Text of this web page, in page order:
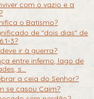
com o vazio e a
o Batismo?
de "dois dias" de
3?
ir à guerra?
entre inferno, lago de
s...
a ceia do Senhor?
se casou Caim?